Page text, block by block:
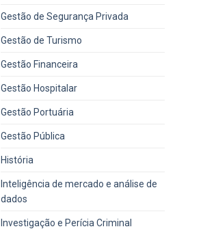
Gestão de Segurança Privada
Gestão de Turismo
Gestão Financeira
Gestão Hospitalar
Gestão Portuária
Gestão Pública
História
Inteligência de mercado e análise de
dados
Investigação e Perícia Criminal